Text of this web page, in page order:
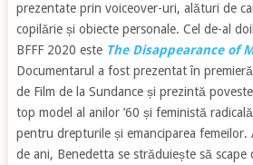
prezentate prin voiceover-uri, alături de
copilărie și obiecte personale. Cel de-al
BFFF 2020 este The Disappearance of
Documentarul a fost prezentat în
de Film de la Sundance și prezintă
top model al anilor ’60 și feministă
pentru drepturile și emanciparea femeilor.
de ani, Benedetta se străduiește să scape